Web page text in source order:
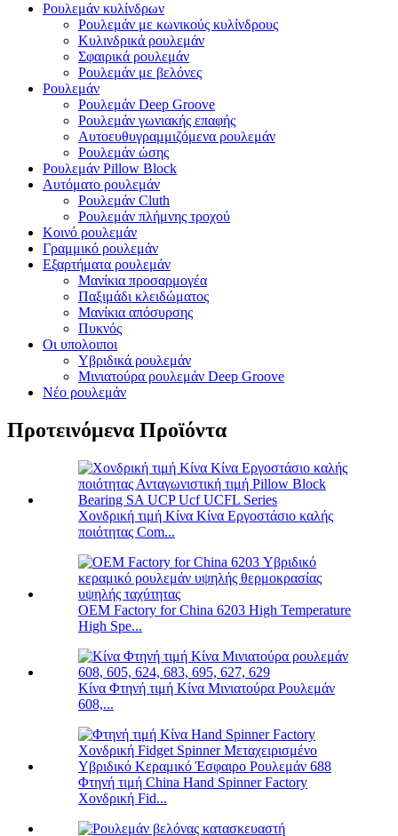
Ρουλεμάν κυλίνδρων
Ρουλεμάν με κωνικούς κυλίνδρους
Κυλινδρικά ρουλεμάν
Σφαιρικά ρουλεμάν
Ρουλεμάν με βελόνες
Ρουλεμάν
Ρουλεμάν Deep Groove
Ρουλεμάν γωνιακής επαφής
Αυτοευθυγραμμιζόμενα ρουλεμάν
Ρουλεμάν ώσης
Ρουλεμάν Pillow Block
Αυτόματο ρουλεμάν
Ρουλεμάν Cluth
Ρουλεμάν πλήμνης τροχού
Κοινό ρουλεμάν
Γραμμικό ρουλεμάν
Εξαρτήματα ρουλεμάν
Μανίκια προσαρμογέα
Παξιμάδι κλειδώματος
Μανίκια απόσυρσης
Πυκνός
Οι υπολοιποι
Υβριδικά ρουλεμάν
Μινιατούρα ρουλεμάν Deep Groove
Νέο ρουλεμάν
Προτεινόμενα Προϊόντα
Χονδρική τιμή Κίνα Κίνα Εργοστάσιο καλής
ποιότητας Com...
OEM Factory for China 6203 High Temperature
High Spe...
Κίνα Φτηνή τιμή Κίνα Μινιατούρα Ρουλεμάν
608,...
Φτηνή τιμή China Hand Spinner Factory
Χονδρική Fid...